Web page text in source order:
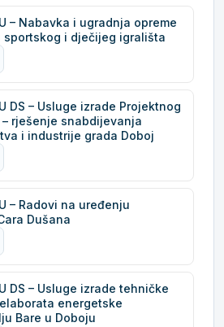
– Nabavka i ugradnja opreme
sportskog i dječijeg igrališta
DS – Usluge izrade Projektnog
rješenje snabdijevanja
i industrije grada Doboj
– Radovi na uređenju
Dušana
DS – Usluge izrade tehničke
energetske
Bare u Doboju